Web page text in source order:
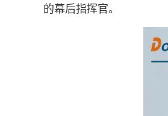
的幕后指挥官。